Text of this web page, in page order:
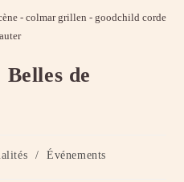
- colmar grillen - goodchild corde
de
/ Événements